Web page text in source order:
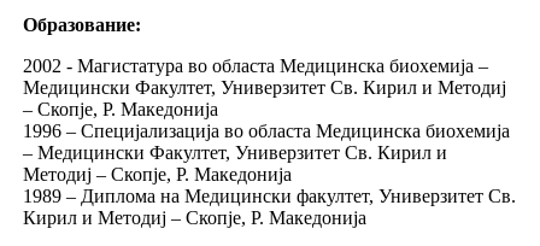
Образование:
2002 - Магистатура во областа Медицинска биохемија –
Медицински Факултет, Универзитет Св. Кирил и Методиј
– Скопје, Р. Македонија
1996 – Специјализација во областа Медицинска биохемија
– Медицински Факултет, Универзитет Св. Кирил и
Методиј – Скопје, Р. Македонија
1989 – Диплома на Медицински факултет, Универзитет Св.
Кирил и Методиј – Скопје, Р. Македонија